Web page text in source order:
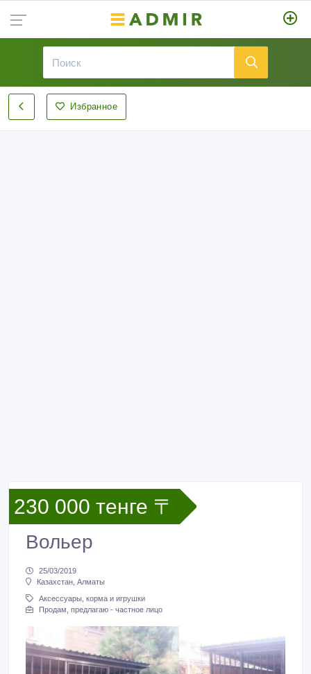
Избранное
230 000 тенге 〒
Вольер
25/03/2019
Казахстан, Алматы
Аксессуары, корма и игрушки
Продам, предлагаю - частное лицо